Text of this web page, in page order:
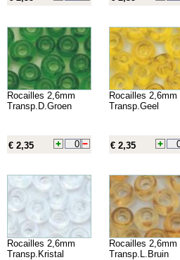
Rocailles 2,6mm
Transp.D.Groen
€ 2,35
Rocailles 2,6mm
Transp.Geel
€ 2,35
Rocailles 2,6mm
Transp.Kristal
Rocailles 2,6mm
Transp.L.Bruin